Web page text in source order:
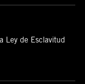
Ley de Esclavitud